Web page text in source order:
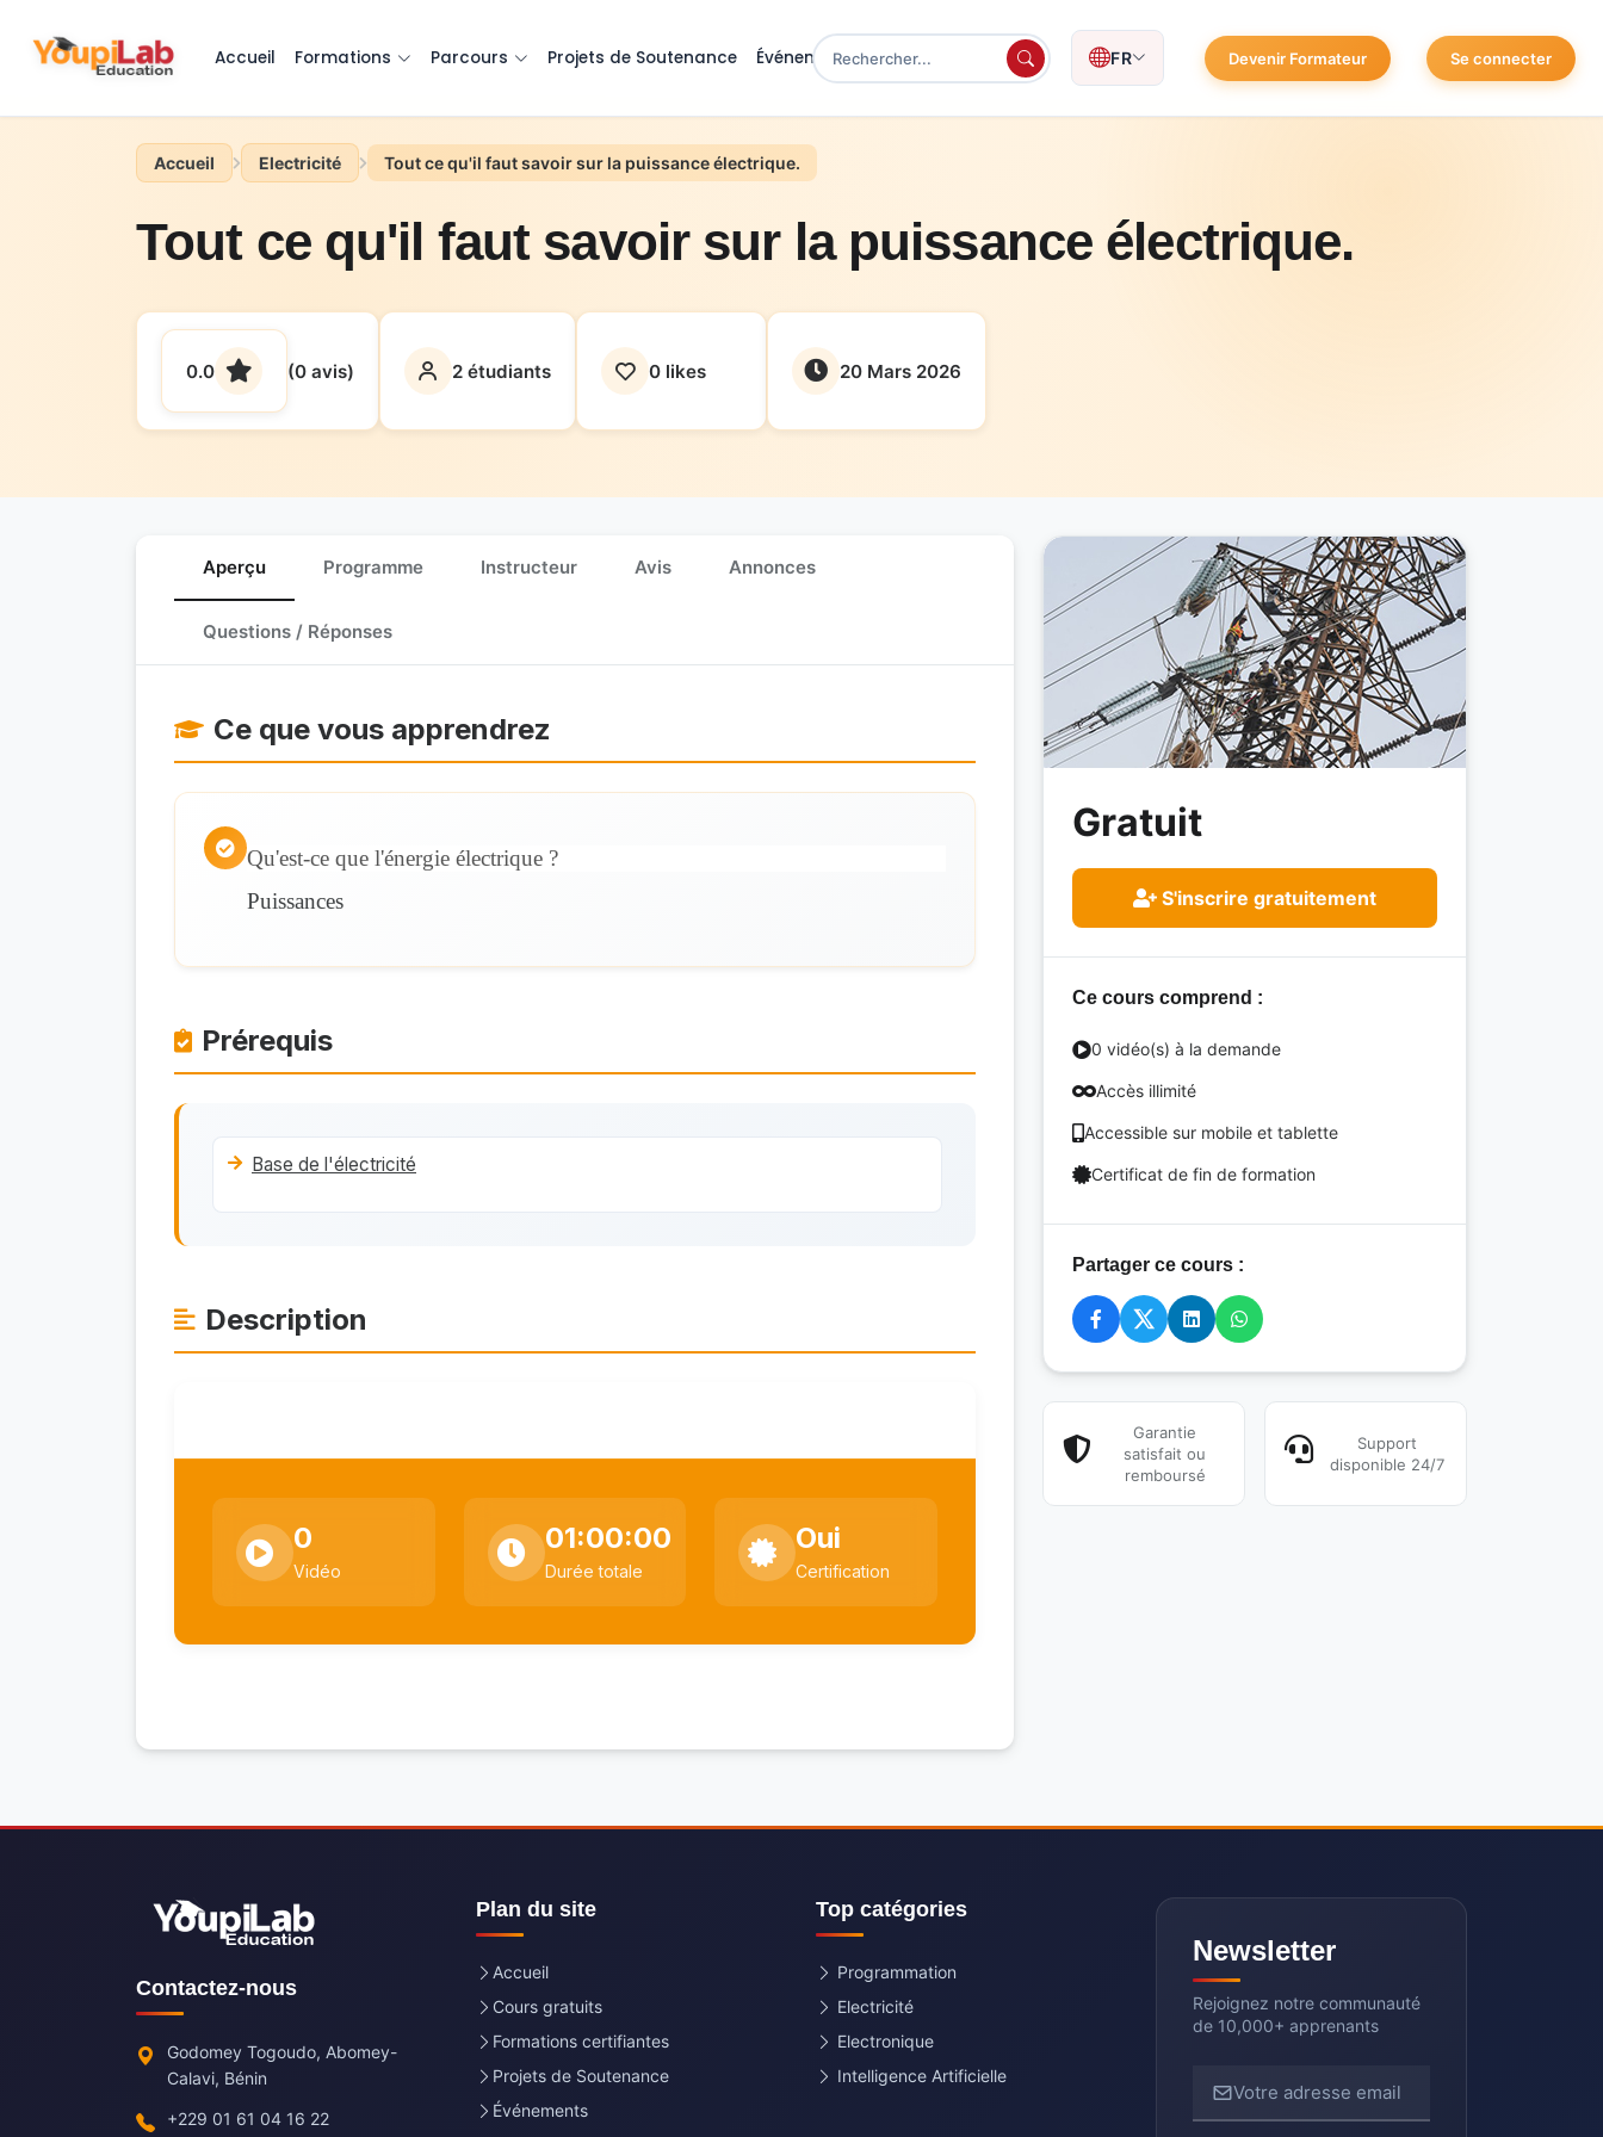
Accueil Formations Parcours Projets de Soutenance Événements FR Devenir Formateur Se connecter
Accueil Electricité Tout ce qu'il faut savoir sur la puissance électrique.
Tout ce qu'il faut savoir sur la puissance électrique.
0.0 (0 avis) 2 étudiants 0 likes 20 Mars 2026
Aperçu Programme Instructeur Avis Annonces
Questions / Réponses
Ce que vous apprendrez
Qu'est-ce que l'énergie électrique ?
Puissances
Prérequis
Base de l'électricité
Description
0
Vidéo
01:00:00
Durée totale
Oui
Certification
Gratuit
S'inscrire gratuitement
Ce cours comprend :
0 vidéo(s) à la demande
Accès illimité
Accessible sur mobile et tablette
Certificat de fin de formation
Partager ce cours :
Garantie
satisfait ou
remboursé
Support
disponible 24/7
Contactez-nous
Godomey Togoudo, Abomey-
Calavi, Bénin
+229 01 61 04 16 22
Plan du site
Accueil
Cours gratuits
Formations certifiantes
Projets de Soutenance
Événements
Top catégories
Programmation
Electricité
Electronique
Intelligence Artificielle
Newsletter
Rejoignez notre communauté
de 10,000+ apprenants
Votre adresse email